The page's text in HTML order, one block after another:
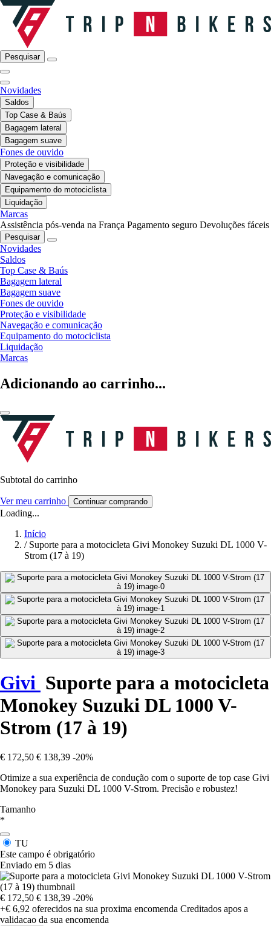
Pesquisar
Novidades
Saldos
Top Case & Baús
Bagagem lateral
Bagagem suave
Fones de ouvido
Proteção e visibilidade
Navegação e comunicação
Equipamento do motociclista
Liquidação
Marcas
Assistência pós-venda na França Pagamento seguro Devoluções fáceis
Pesquisar
Novidades
Saldos
Top Case & Baús
Bagagem lateral
Bagagem suave
Fones de ouvido
Proteção e visibilidade
Navegação e comunicação
Equipamento do motociclista
Liquidação
Marcas
Adicionando ao carrinho...
Subtotal do carrinho
Ver meu carrinho Continuar comprando
Loading...
Início
/ Suporte para a motocicleta Givi Monokey Suzuki DL 1000 V-
Strom (17 à 19)
Givi Suporte para a motocicleta
Monokey Suzuki DL 1000 V-
Strom (17 à 19)
€ 172,50 € 138,39 -20%
Otimize a sua experiência de condução com o suporte de top case Givi
Monokey para Suzuki DL 1000 V-Strom. Precisão e robustez!
Tamanho
*
TU
Este campo é obrigatório
Enviado em 5 dias
€ 172,50 € 138,39 -20%
+€ 6,92 oferecidos na sua proxima encomenda Creditados apos a
validacao da sua encomenda